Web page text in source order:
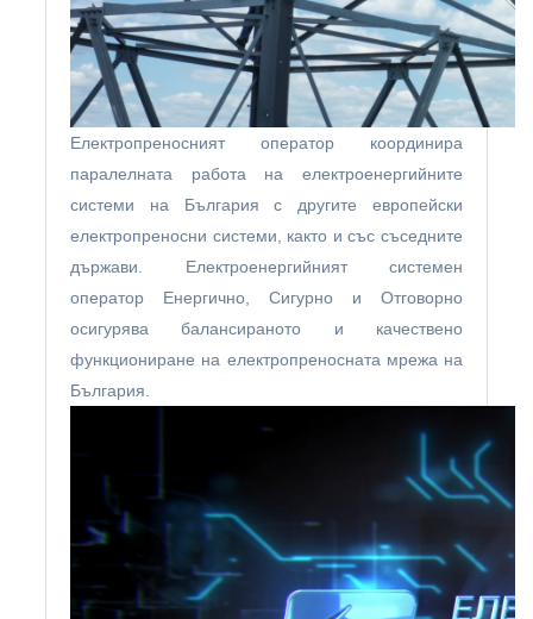
Електропреносният оператор координира
паралелната работа на електроенергийните
системи на България с другите европейски
електропреносни системи, както и със съседните
държави. Електроенергийният системен
оператор Енергично, Сигурно и Отговорно
осигурява балансираното и качествено
функциониране на електропреносната мрежа на
България.